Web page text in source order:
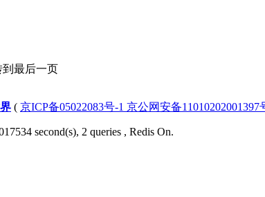
到最后一页
( 京ICP备05022083号-1 京公网安备11010202001397
second(s), 2 queries , Redis On.